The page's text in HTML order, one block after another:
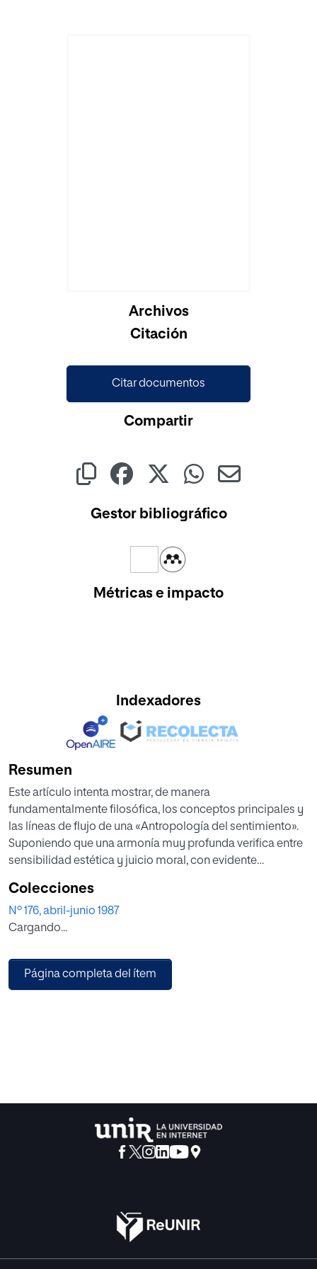
Archivos
Citación
Citar documentos
Compartir
Gestor bibliográfico
Métricas e impacto
Indexadores
Resumen
Este artículo intenta mostrar, de manera
fundamentalmente filosófica, los conceptos principales y
las líneas de flujo de una «Antropología del sentimiento».
Suponiendo que una armonía muy profunda verifica entre
sensibilidad estética y juicio moral, con evidente
abordamos la hipótesis de un a priori estético de toda
apreciación de los valores morales; a lo que, de alguna
manera, comunica su carácter receptivo. Para "probarlo"
significativas de la Ética aristotélica y la Ética de Epicuro,
del sensismo y de la "Teoría de los valores" de Scheler.
Colecciones
Nº 176, abril-junio 1987
Cargando...
Página completa del ítem